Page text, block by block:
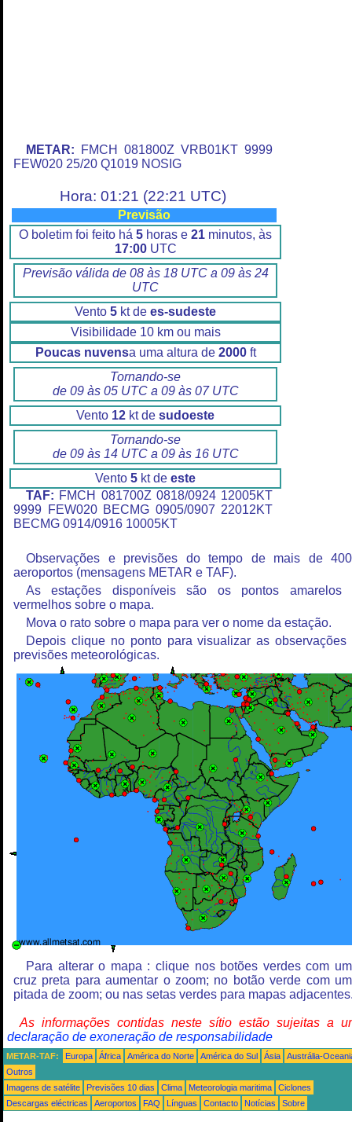
METAR: FMCH 081800Z VRB01KT 9999
FEW020 25/20 Q1019 NOSIG
Hora: 01:21 (22:21 UTC)
Previsão
O boletim foi feito há 5 horas e 21 minutos, às
17:00UTC
Previsão válida de 08 às 18 UTC a 09 às 24
UTC
Vento 5 kt de es-sudeste
Visibilidade 10 km ou mais
Poucas nuvensa uma altura de 2000ft
Tornando-se
de 09 às 05 UTC a 09 às 07 UTC
Vento 12 kt de sudoeste
Tornando-se
de 09 às 14 UTC a 09 às 16 UTC
Vento 5 kt de este
TAF: FMCH 081700Z 0818/0924 12005KT
9999 FEW020 BECMG 0905/0907 22012KT
BECMG 0914/0916 10005KT
Observações e previsões do tempo de mais de
aeroportos (mensagens METAR e TAF).
As estações disponíveis são os pontos amarelos
vermelhos sobre o mapa.
Mova o rato sobre o mapa para ver o nome da estação.
Depois clique no ponto para visualizar as observações
previsões meteorológicas.
Para alterar o mapa : clique nos botões verdes com
cruz preta para aumentar o zoom; no botão verde com
pitada de zoom; ou nas setas verdes para mapas
As informações contidas neste sítio estão sujeitas a
declaração de exoneração de responsabilidade
METAR-TAF: Europa África América do Norte América do Sul Ásia
Austrália-
Outros
Imagens de satélite
Previsões 10 dias Clima Meteorologia maritima
Ciclones
Descargas eléctricas
Aeroportos FAQ Línguas Contacto Notícias Sobre